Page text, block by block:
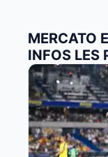
MERCATO
INFOS LES